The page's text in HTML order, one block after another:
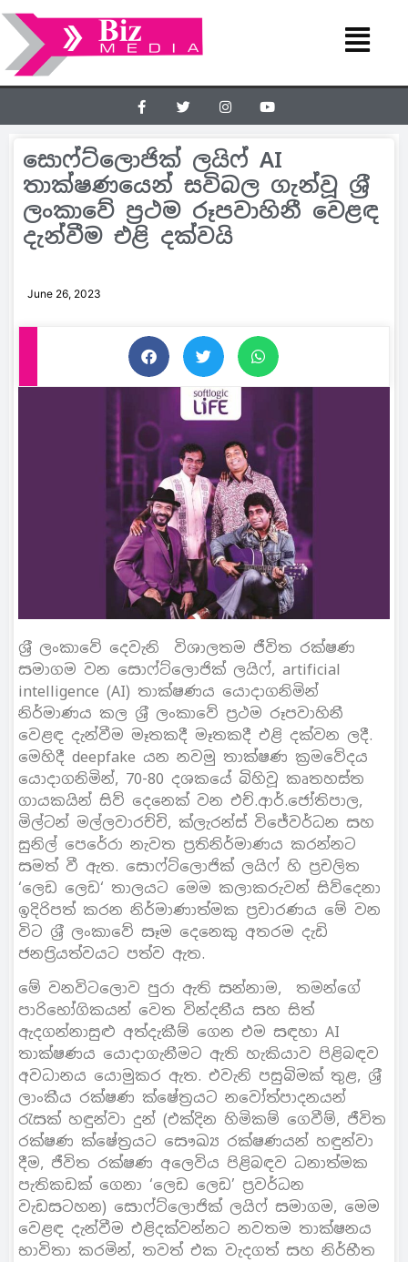
සොෆ්ට්ලොජික් ලයිෆ් AI
තාක්ෂණයෙන් සවිබල ගැන්වූ ශ‍්‍රී
ලංකාවේ ප‍්‍රථම රූපවාහිනී වෙළඳ
දැන්වීම එළි දක්වයි
June 26, 2023
ශ‍්‍රී ලංකාවේ දෙවැනි විශාලතම ජීවිත රක්ෂණ
සමාගම වන සොෆ්ට්ලොජික් ලයිෆ්, artificial
intelligence (AI) තාක්ෂණය යොදාගනිමින්
නිර්මාණය කල ශ‍්‍රී ලංකාවේ ප‍්‍රථම රූපවාහිනී
වෙළඳ දැන්වීම මෑතකදී මෑතකදී එළි දක්වන ලදී.
මෙහිදී deepfake යන නවමු තාක්ෂණ ක‍්‍රමවේදය
යොදාගනිමින්, 70-80 දශකයේ බිහිවූ කෘතහස්ත
ගායකයින් සිව් දෙනෙක් වන එච්.ආර්.ජෝතිපාල,
මිල්ටන් මල්ලවාරච්චි, ක්ලැරන්ස් විජේවර්ධන සහ
සුනිල් පෙරේරා නැවත ප‍්‍රතිනිර්මාණය කරන්නට
සමත් වී ඇත. සොෆ්ට්ලොජික් ලයිෆ් හි ප‍්‍රචලිත
‘ලෙඩ ලෙඩ‘ තාලයට මෙම කලාකරුවන් සිව්දෙනා
ඉදිරිපත් කරන නිර්මාණාත්මක ප‍්‍රචාරණය මේ වන
විට ශ‍්‍රී ලංකාවේ සෑම දෙනෙකු අතරම දැඩි
ජනප‍්‍රියත්වයට පත්ව ඇත.
මේ වනවිටලොව පුරා ඇති සන්නාම, තමන්ගේ
පාරිභෝගිකයන් වෙත වින්දනීය සහ සිත්
ඇදගන්නාසුළු අත්දැකීම් ගෙන එම සඳහා AI
තාක්ෂණය යොදාගැනීමට ඇති හැකියාව පිළිබඳව
අවධානය යොමුකර ඇත. එවැනි පසුබිමක් තුළ, ශ‍්‍රී
ලාංකීය රක්ෂණ ක්ෂේත‍්‍රයට නවෝත්පාදනයන්
රැසක් හඳුන්වා දුන් (එක්දින හිමිකම් ගෙවීම්, ජීවිත
රක්ෂණ ක්ෂේත‍්‍රයට සෞඛ්‍ය රක්ෂණයන් හඳුන්වා
දීම, ජීවිත රක්ෂණ අලෙවිය පිළිබඳව ධනාත්මක
පැතිකඩක් ගෙනා ‘ලෙඩ ලෙඩ’ ප‍්‍රවර්ධන
වැඩසටහන) සොෆ්ට්ලොජික් ලයිෆ් සමාගම, මෙම
වෙළඳ දැන්වීම එළිදක්වන්නට නවතම තාක්ෂනය
භාවිතා කරමින්, තවත් එක වැදගත් සහ නිර්භීත